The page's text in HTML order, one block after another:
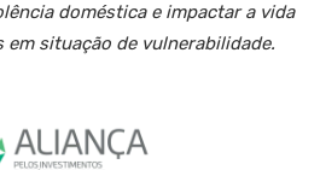
doméstica e impactar a vida
em situação de vulnerabilidade.